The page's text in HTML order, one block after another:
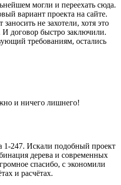
могли и переехать сюда.
вариант проекта на сайте.
не захотели, хотя это
И договор быстро заключили.
требованиям, остались
и ничего лишнего!
1-247. Искали подобный проект
дерева и современных
спасибо, с экономили
и расчётах.